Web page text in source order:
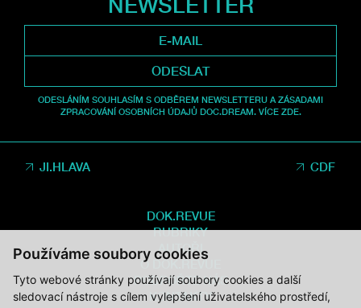
Používáme soubory cookies
Tyto webové stránky používají soubory cookies a další
sledovací nástroje s cílem vylepšení uživatelského prostředí,
ODESLAT
ODESLÁNÍM SOUHLASÍM S ODBĚREM NEWSLETTERU A ZÁSADAMI
ZPRACOVÁNÍ OSOBNÍCH ÚDAJŮ DOC.DREAM. VÍCE ZDE.
JI.HLAVA CDF
DOK.REVUE
RUBRIKY
AUTOŘI
O DOK.REVUE
PODPOŘTE NÁS
KONTAKTY